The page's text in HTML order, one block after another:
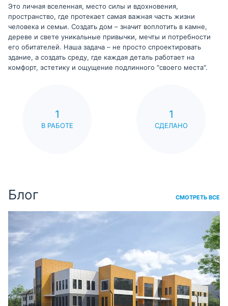
Это личная вселенная, место силы и вдохновения,
пространство, где протекает самая важная часть жизни
человека и семьи. Создать дом – значит воплотить в камне,
дереве и свете уникальные привычки, мечты и потребности
его обитателей. Наша задача – не просто спроектировать
здание, а создать среду, где каждая деталь работает на
комфорт, эстетику и ощущение подлинного "своего места".
1
В РАБОТЕ
1
СДЕЛАНО
Блог СМОТРЕТЬ ВСЕ